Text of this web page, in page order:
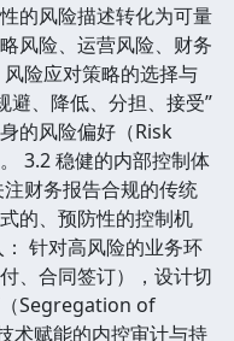
的风险描述转化为可量
风险、运营风险、财务
险应对策略的选择与
避、降低、分担、接受”
的风险偏好（Risk
3.2 稳健的内部控制体
财务报告合规的传统
的、预防性的控制机
针对高风险的业务环
、合同签订），设计切
Segregation of
术赋能的内控审计与持